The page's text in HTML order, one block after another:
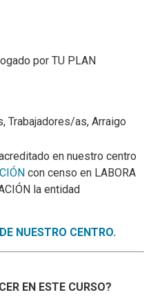
por TU PLAN
Trabajadores/as, Arraigo
en nuestro centro
con censo en LABORA
la entidad
NUESTRO CENTRO.
EN ESTE CURSO?